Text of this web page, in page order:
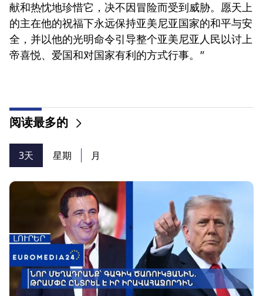
献和热忱地珍惜它，决不因冒险而受到威胁。愿天上
的主在他的祝福下永远保持亚美尼亚国家的和平与安
全，并以他的光明命令引导整个亚美尼亚人民以讨上
帝喜悦、爱国和对国家有利的方式行事。”
阅读最多的
3天 星期 月